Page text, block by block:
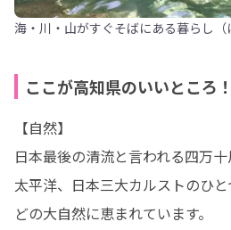
海・川・山がすぐそばにある暮らし（
ここが高知県のいいところ！
【自然】
日本最後の清流と言われる四万
太平洋、日本三大カルストのひ
どの大自然に恵まれています。